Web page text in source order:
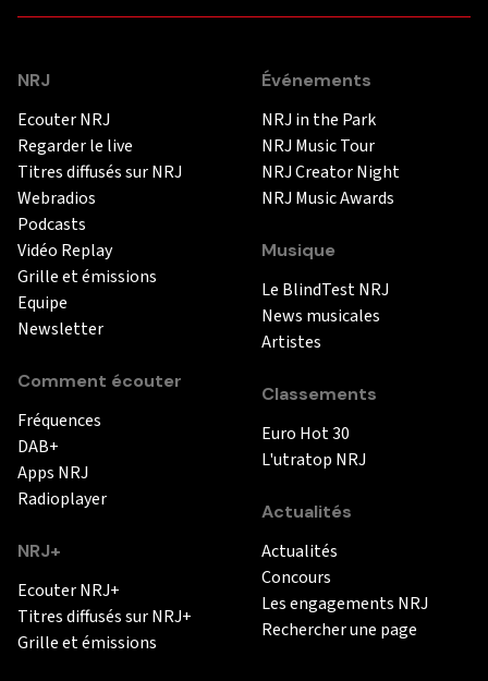
NRJ
Ecouter NRJ
Regarder le live
Titres diffusés sur NRJ
Webradios
Podcasts
Vidéo Replay
Grille et émissions
Equipe
Newsletter
Comment écouter
Fréquences
DAB+
Apps NRJ
Radioplayer
NRJ+
Ecouter NRJ+
Titres diffusés sur NRJ+
Grille et émissions
Événements
NRJ in the Park
NRJ Music Tour
NRJ Creator Night
NRJ Music Awards
Musique
Le BlindTest NRJ
News musicales
Artistes
Classements
Euro Hot 30
L'utratop NRJ
Actualités
Actualités
Concours
Les engagements NRJ
Rechercher une page